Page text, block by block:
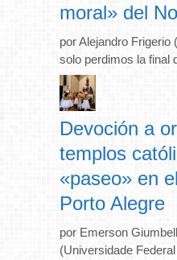
moral» del
por Alejandro
solo perdimos la final
Devoción a
templos
«paseo» en
Porto Alegre
por Emerson
(Universidade